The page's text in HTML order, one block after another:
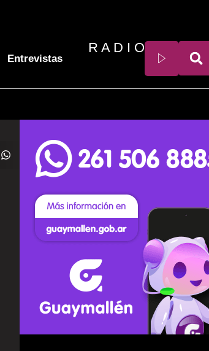
Entrevistas
R A D I O